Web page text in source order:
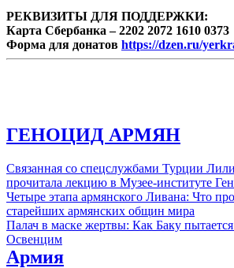
РЕКВИЗИТЫ ДЛЯ ПОДДЕРЖКИ:
Карта Сбербанка – 2202 2072 1610 0373
Форма для донатов https://dzen.ru/
ГЕНОЦИД АРМЯН
Связанная со спецслужбами Турции
прочитала лекцию в Музее-институте
Четыре этапа армянского Ливана: Что
старейших армянских общин мира
Палач в маске жертвы: Как Баку
Освенцим
Армия